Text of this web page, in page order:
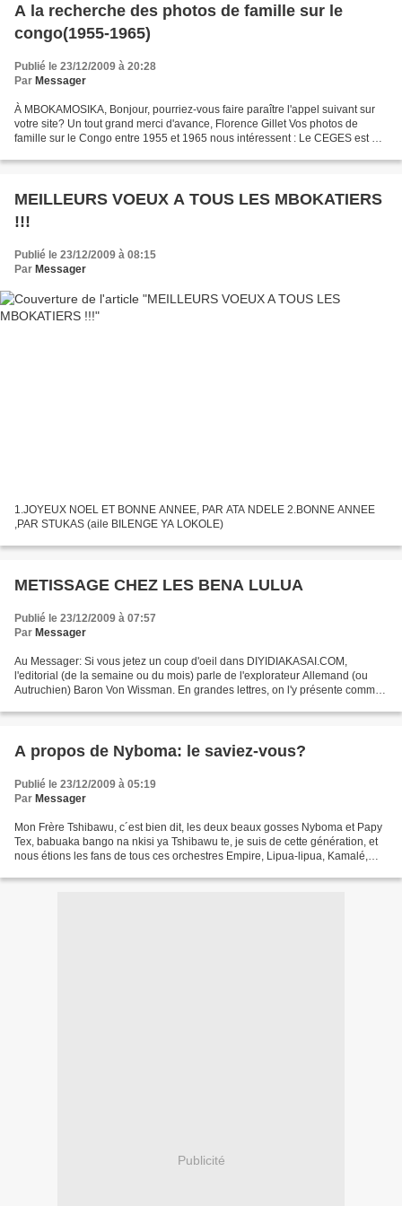
A la recherche des photos de famille sur le
congo(1955-1965)
Publié le 23/12/2009 à 20:28
Par Messager
À MBOKAMOSIKA, Bonjour, pourriez-vous faire paraître l'appel suivant sur
votre site? Un tout grand merci d'avance, Florence Gillet Vos photos de
famille sur le Congo entre 1955 et 1965 nous intéressent : Le CEGES est à
MEILLEURS VOEUX A TOUS LES MBOKATIERS
!!!
Publié le 23/12/2009 à 08:15
Par Messager
1.JOYEUX NOEL ET BONNE ANNEE, PAR ATA NDELE 2.BONNE ANNEE
,PAR STUKAS (aile BILENGE YA LOKOLE)
METISSAGE CHEZ LES BENA LULUA
Publié le 23/12/2009 à 07:57
Par Messager
Au Messager: Si vous jetez un coup d'oeil dans DIYIDIAKASAI.COM,
l'editorial (de la semaine ou du mois) parle de l'explorateur Allemand (ou
Autruchien) Baron Von Wissman. En grandes lettres, on l'y présente comme
A propos de Nyboma: le saviez-vous?
Publié le 23/12/2009 à 05:19
Par Messager
Mon Frère Tshibawu, c´est bien dit, les deux beaux gosses Nyboma et Papy
Tex, babuaka bango na nkisi ya Tshibawu te, je suis de cette génération, et
nous étions les fans de tous ces orchestres Empire, Lipua-lipua, Kamalé,
Publicité